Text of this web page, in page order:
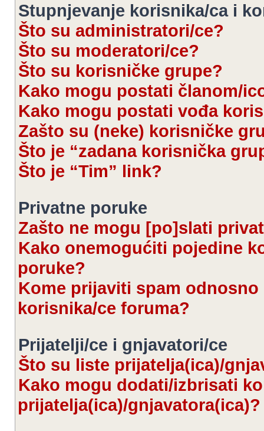
Stupnjevanje korisnika/ca i
Što su administratori/ce?
Što su moderatori/ce?
Što su korisničke grupe?
Kako mogu postati članom/
Kako mogu postati vođa
Zašto su (neke) korisničke
Što je “zadana korisnička
Što je “Tim” link?
Privatne poruke
Zašto ne mogu [po]slati
Kako onemogućiti pojedine
poruke?
Kome prijaviti spam
korisnika/ce foruma?
Prijatelji/ce i gnjavatori/ce
Što su liste prijatelja(ica)/
Kako mogu dodati/izbrisati
prijatelja(ica)/gnjavatora(ica)?